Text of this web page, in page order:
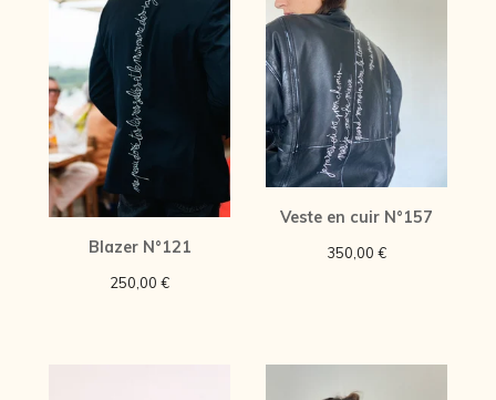
Blazer N°121
250,00 €
Veste en cuir N°157
350,00 €